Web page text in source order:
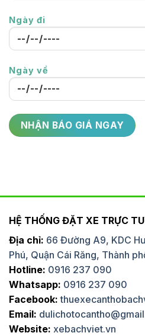
Ngày đi
Ngày về
HỆ THỐNG ĐẶT XE TRỰC
Địa chỉ: 66 Đường A9, KDC
Phú, Quận Cái Răng, Thành
Hotline: 0916 237 090
Whatsapp: 0916 237 090
Facebook:
Email:
Website: xebachviet.vn